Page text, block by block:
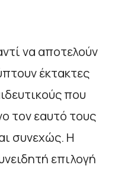
να αποτελούν
έκτακτες
που
τον εαυτό τους
συνεχώς. Η
επιλογή